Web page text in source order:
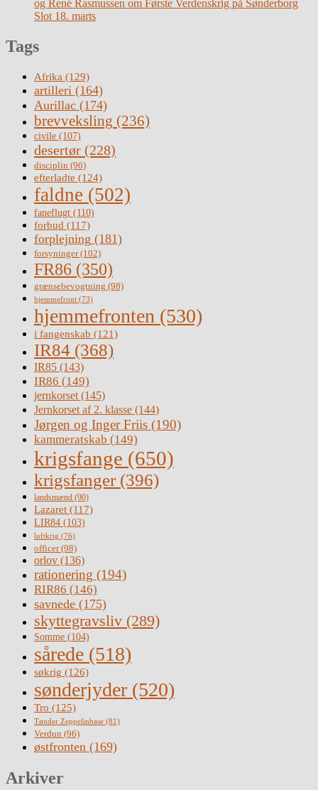
og René Rasmussen om Første Verdenskrig på Sønderborg
Slot 18. marts
Tags
Afrika (129)
artilleri (164)
Aurillac (174)
brevveksling (236)
civile (107)
desertør (228)
disciplin (96)
efterladte (124)
faldne (502)
faneflugt (110)
forbud (117)
forplejning (181)
forsyninger(102)
FR86 (350)
grænsebevogtning (98)
hjemmefront (73)
hjemmefronten (530)
i fangenskab (121)
IR84 (368)
IR85 (143)
IR86 (149)
jernkorset(145)
Jernkorset af 2. klasse (144)
Jørgen og Inger Friis (190)
kammeratskab (149)
krigsfange (650)
krigsfanger (396)
landsmænd (90)
Lazaret (117)
LIR84 (103)
luftkrig (76)
officer(98)
orlov (136)
rationering (194)
RIR86 (146)
savnede (175)
skyttegravsliv (289)
Somme (104)
sårede (518)
søkrig (126)
sønderjyder (520)
Tro (125)
Tønder Zeppelinbase (81)
Verdun (96)
østfronten (169)
Arkiver